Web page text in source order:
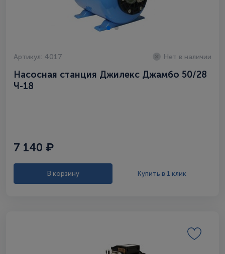
Артикул: 4017 Нет в наличии
Насосная станция Джилекс Джамбо 50/28
Ч-18
7 140 ₽
В корзину Купить в 1 клик